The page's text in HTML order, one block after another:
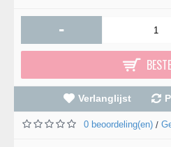
-
Verlanglijst
0 beoordeling(en) /